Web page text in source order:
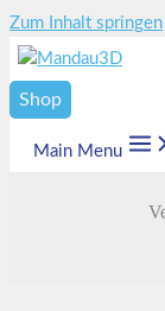
Zum Inhalt springen
Shop
Main Menu